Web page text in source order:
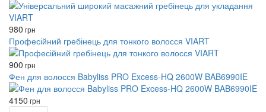
980 грн
Професійний гребінець для тонкого волосся VIART
900 грн
Фен для волосся Babyliss PRO Excess-HQ 2600W BAB6990IE
4150 грн